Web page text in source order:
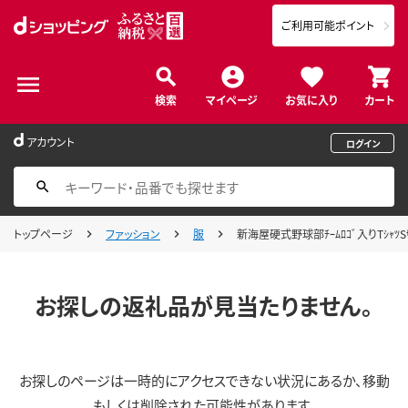
検索 マイページ お気に入り カート
ご利用可能ポイント
アカウント ログイン
トップページ ファッション 服 新海屋硬式野球部ﾁｰﾑﾛｺﾞ入りTｼｬﾂ
お探しの返礼品が見当たりません。
お探しのページは一時的にアクセスできない状況にあるか、移動